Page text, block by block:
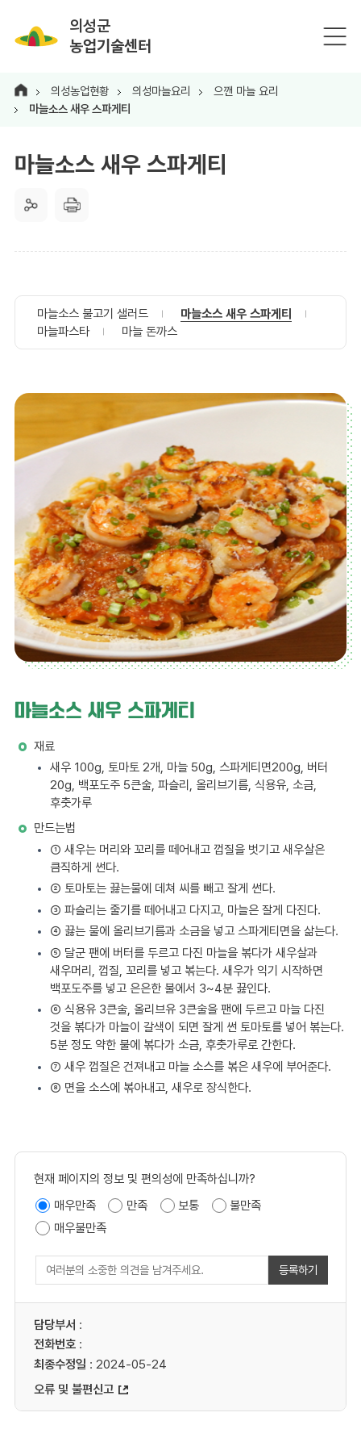
의성군
농업기술센터
의성농업현황 의성마늘요리
으깬 마늘 요리
마늘소스 새우 스파게티
마늘소스 새우 스파게티
마늘소스 불고기 샐러드
마늘소스 새우 스파게티
마늘파스타
마늘 돈까스
마늘소스 새우 스파게티
재료
새우 100g, 토마토 2개, 마늘 50g, 스파게티면200g, 버터
20g, 백포도주 5큰술, 파슬리, 올리브기름, 식용유, 소금,
후춧가루
만드는법
① 새우는 머리와 꼬리를 떼어내고 껍질을 벗기고 새우살은
큼직하게 썬다.
② 토마토는 끓는물에 데쳐 씨를 빼고 잘게 썬다.
③ 파슬리는 줄기를 떼어내고 다지고, 마늘은 잘게 다진다.
④ 끓는 물에 올리브기름과 소금을 넣고 스파게티면을 삶는다.
⑤ 달군 팬에 버터를 두르고 다진 마늘을 볶다가 새우살과
새우머리, 껍질, 꼬리를 넣고 볶는다. 새우가 익기 시작하면
백포도주를 넣고 은은한 불에서 3~4분 끓인다.
⑥ 식용유 3큰술, 올리브유 3큰술을 팬에 두르고 마늘 다진
것을 볶다가 마늘이 갈색이 되면 잘게 썬 토마토를 넣어 볶는다.
5분 정도 약한 불에 볶다가 소금, 후춧가루로 간한다.
⑦ 새우 껍질은 건져내고 마늘 소스를 볶은 새우에 부어준다.
⑧ 면을 소스에 볶아내고, 새우로 장식한다.
현재 페이지의 정보 및 편의성에 만족하십니까?
매우만족
만족 보통
불만족
매우불만족
등록하기
담당부서 :
전화번호:
최종수정일 : 2024-05-24
오류 및 불편신고